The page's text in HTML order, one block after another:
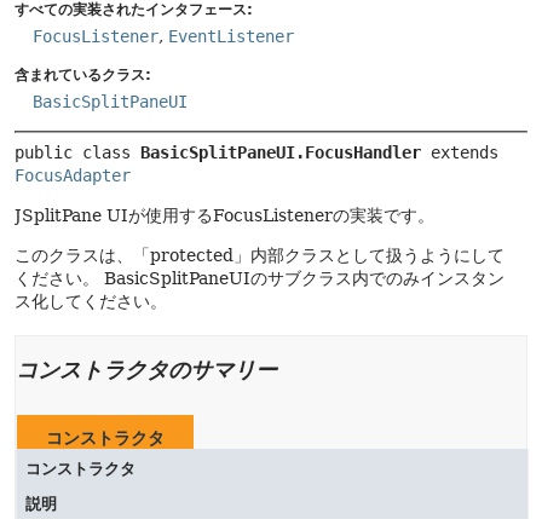
すべての実装されたインタフェース:
FocusListener, EventListener
含まれているクラス:
BasicSplitPaneUI
public class BasicSplitPaneUI.FocusHandler
FocusAdapter
JSplitPane UIが使用するFocusListenerの実装です。
このクラスは、「protected」内部クラスとして扱うようにして
ください。
BasicSplitPaneUIのサブクラス内でのみインスタン
ス化してください。
コンストラクタのサマリー
コンストラクタ
コンストラクタ
説明